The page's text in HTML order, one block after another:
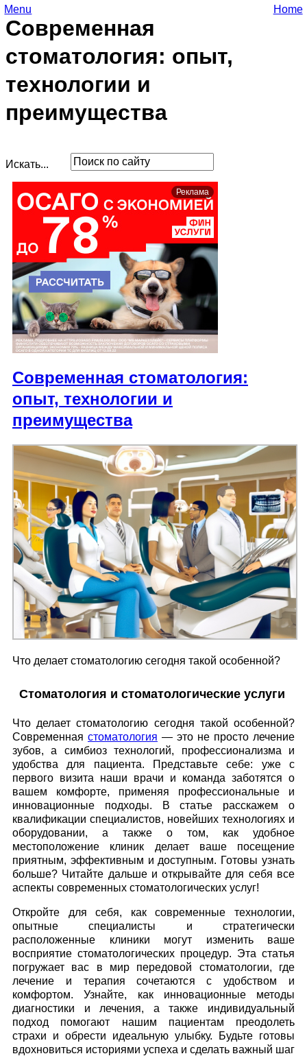
Современная
стоматология: опыт,
технологии и
преимущества
Menu Home
Искать...
Реклама
Современная стоматология:
опыт, технологии и
преимущества
Что делает стоматологию сегодня такой особенной?
Стоматология и стоматологические услуги
Что делает стоматологию сегодня такой особенной?
Современная стоматология — это не просто лечение
зубов, а симбиоз технологий, профессионализма и
удобства для пациента. Представьте себе: уже с
первого визита наши врачи и команда заботятся о
вашем комфорте, применяя профессиональные и
инновационные подходы. В статье расскажем о
квалификации специалистов, новейших технологиях и
оборудовании, а также о том, как удобное
местоположение клиник делает ваше посещение
приятным, эффективным и доступным. Готовы узнать
больше? Читайте дальше и открывайте для себя все
аспекты современных стоматологических услуг!
Откройте для себя, как современные технологии,
опытные специалисты и стратегически
расположенные клиники могут изменить ваше
восприятие стоматологических процедур. Эта статья
погружает вас в мир передовой стоматологии, где
лечение и терапия сочетаются с удобством и
комфортом. Узнайте, как инновационные методы
диагностики и лечения, а также индивидуальный
подход помогают нашим пациентам преодолеть
страхи и обрести идеальную улыбку. Будьте готовы
вдохновиться историями успеха и сделать важный шаг